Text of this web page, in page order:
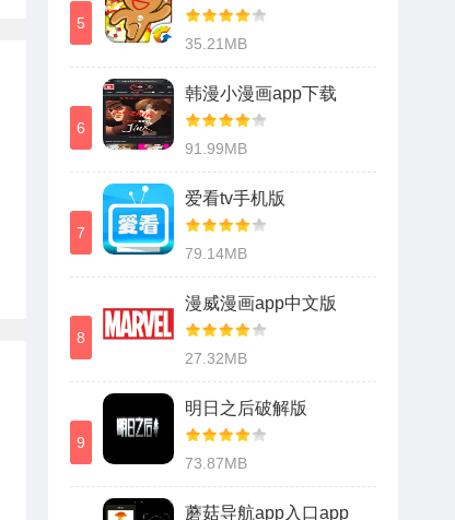
5
35.21MB
6
韩漫小漫画app下载
91.99MB
7
爱看tv手机版
79.14MB
8
漫威漫画app中文版
27.32MB
9
明日之后破解版
73.87MB
蘑菇导航app入口app